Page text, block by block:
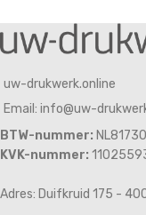
uw-drukwerk.online
Email: info@uw-
BTW-nummer:
KVK-nummer:
Adres: Duifkruid 175 -